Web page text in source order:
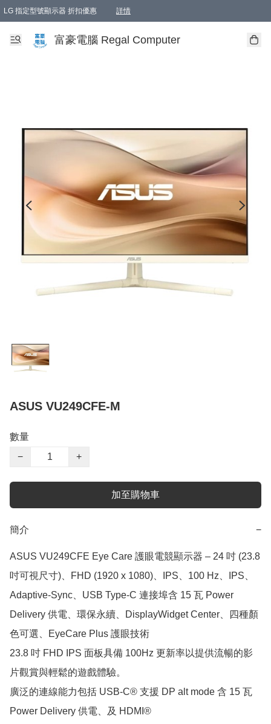
LG 指定型號顯示器 折扣優惠 詳情
富豪電腦 Regal Computer
ASUS VU249CFE-M
數量
−
+
加至購物車
簡介 −
ASUS VU249CFE Eye Care 護眼電競顯示器 – 24 吋 (23.8
吋可視尺寸)、FHD (1920 x 1080)、IPS、100 Hz、IPS、
Adaptive-Sync、USB Type-C 連接埠含 15 瓦 Power
Delivery 供電、環保永續、DisplayWidget Center、四種顏
色可選、EyeCare Plus 護眼技術
23.8 吋 FHD IPS 面板具備 100Hz 更新率以提供流暢的影
片觀賞與輕鬆的遊戲體驗。
廣泛的連線能力包括 USB-C® 支援 DP alt mode 含 15 瓦
Power Delivery 供電、及 HDMI®